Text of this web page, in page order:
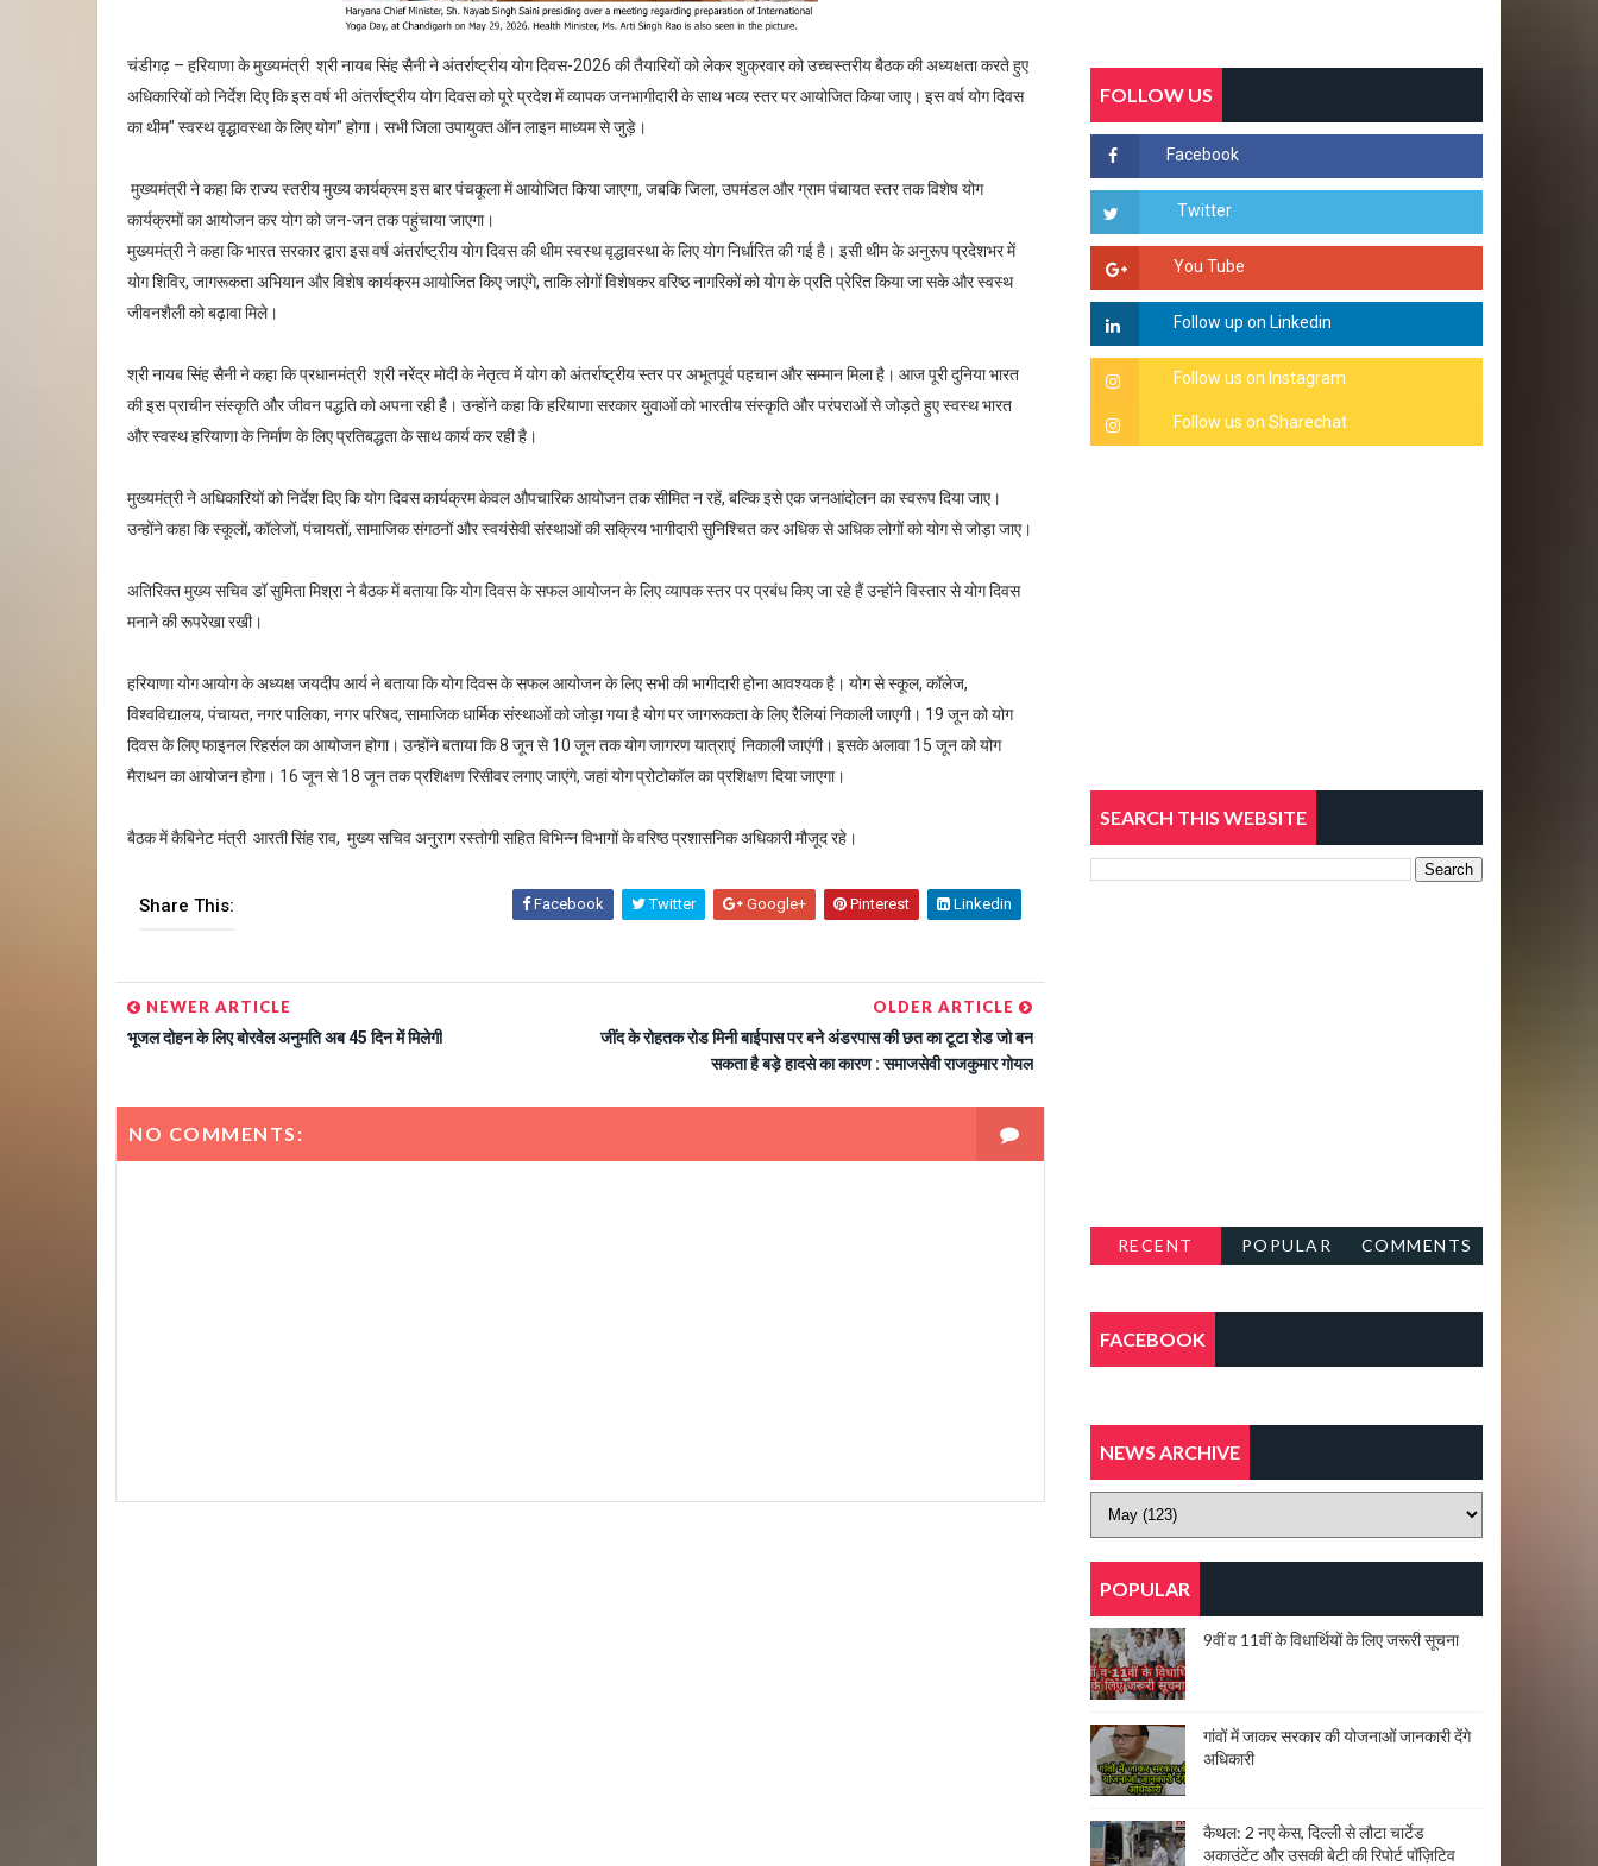
चंडीगढ़ – हरियाणा के मुख्यमंत्री श्री नायब सिंह सैनी ने अंतर्राष्ट्रीय योग दिवस-2026 की तैयारियों को लेकर शुक्रवार को उच्चस्तरीय बैठक की अध्यक्षता करते हुए
अधिकारियों को निर्देश दिए कि इस वर्ष भी अंतर्राष्ट्रीय योग दिवस को पूरे प्रदेश में व्यापक जनभागीदारी के साथ भव्य स्तर पर आयोजित किया जाए। इस वर्ष योग दिवस
का थीम" स्वस्थ वृद्धावस्था के लिए योग" होगा। सभी जिला उपायुक्त ऑन लाइन माध्यम से जुड़े।
मुख्यमंत्री ने कहा कि राज्य स्तरीय मुख्य कार्यक्रम इस बार पंचकूला में आयोजित किया जाएगा, जबकि जिला, उपमंडल और ग्राम पंचायत स्तर तक विशेष योग
कार्यक्रमों का आयोजन कर योग को जन-जन तक पहुंचाया जाएगा।
मुख्यमंत्री ने कहा कि भारत सरकार द्वारा इस वर्ष अंतर्राष्ट्रीय योग दिवस की थीम स्वस्थ वृद्धावस्था के लिए योग निर्धारित की गई है। इसी थीम के अनुरूप प्रदेशभर में
योग शिविर, जागरूकता अभियान और विशेष कार्यक्रम आयोजित किए जाएंगे, ताकि लोगों विशेषकर वरिष्ठ नागरिकों को योग के प्रति प्रेरित किया जा सके और स्वस्थ
जीवनशैली को बढ़ावा मिले।
श्री नायब सिंह सैनी ने कहा कि प्रधानमंत्री श्री नरेंद्र मोदी के नेतृत्व में योग को अंतर्राष्ट्रीय स्तर पर अभूतपूर्व पहचान और सम्मान मिला है। आज पूरी दुनिया भारत
की इस प्राचीन संस्कृति और जीवन पद्धति को अपना रही है। उन्होंने कहा कि हरियाणा सरकार युवाओं को भारतीय संस्कृति और परंपराओं से जोड़ते हुए स्वस्थ भारत
और स्वस्थ हरियाणा के निर्माण के लिए प्रतिबद्धता के साथ कार्य कर रही है।
मुख्यमंत्री ने अधिकारियों को निर्देश दिए कि योग दिवस कार्यक्रम केवल औपचारिक आयोजन तक सीमित न रहें, बल्कि इसे एक जनआंदोलन का स्वरूप दिया जाए।
उन्होंने कहा कि स्कूलों, कॉलेजों, पंचायतों, सामाजिक संगठनों और स्वयंसेवी संस्थाओं की सक्रिय भागीदारी सुनिश्चित कर अधिक से अधिक लोगों को योग से जोड़ा जाए।
अतिरिक्त मुख्य सचिव डॉ सुमिता मिश्रा ने बैठक में बताया कि योग दिवस के सफल आयोजन के लिए व्यापक स्तर पर प्रबंध किए जा रहे हैं उन्होंने विस्तार से योग दिवस
मनाने की रूपरेखा रखी।
हरियाणा योग आयोग के अध्यक्ष जयदीप आर्य ने बताया कि योग दिवस के सफल आयोजन के लिए सभी की भागीदारी होना आवश्यक है। योग से स्कूल, कॉलेज,
विश्वविद्यालय, पंचायत, नगर पालिका, नगर परिषद, सामाजिक धार्मिक संस्थाओं को जोड़ा गया है योग पर जागरूकता के लिए रैलियां निकाली जाएगी। 19 जून को योग
दिवस के लिए फाइनल रिहर्सल का आयोजन होगा। उन्होंने बताया कि 8 जून से 10 जून तक योग जागरण यात्राएं निकाली जाएंगी। इसके अलावा 15 जून को योग
मैराथन का आयोजन होगा। 16 जून से 18 जून तक प्रशिक्षण रिसीवर लगाए जाएंगे, जहां योग प्रोटोकॉल का प्रशिक्षण दिया जाएगा।
बैठक में कैबिनेट मंत्री आरती सिंह राव, मुख्य सचिव अनुराग रस्तोगी सहित विभिन्न विभागों के वरिष्ठ प्रशासनिक अधिकारी मौजूद रहे।
Share This: Facebook Twitter Google+ Pinterest Linkedin
NEWER ARTICLE
भूजल दोहन के लिए बोरवेल अनुमति अब 45 दिन में मिलेगी
OLDER ARTICLE
जींद के रोहतक रोड मिनी बाईपास पर बने अंडरपास की छत का टूटा शेड जो बन
सकता है बड़े हादसे का कारण : समाजसेवी राजकुमार गोयल
NO COMMENTS:
FOLLOW US
SEARCH THIS WEBSITE
RECENT POPULAR COMMENTS
FACEBOOK
NEWS ARCHIVE
POPULAR
9वीं व 11वीं के विधार्थियों के लिए जरूरी सूचना
गांवों में जाकर सरकार की योजनाओं जानकारी देंगे
अधिकारी
कैथल: 2 नए केस, दिल्ली से लौटा चार्टेड
अकाउंटेंट और उसकी बेटी की रिपोर्ट पॉज़िटिव